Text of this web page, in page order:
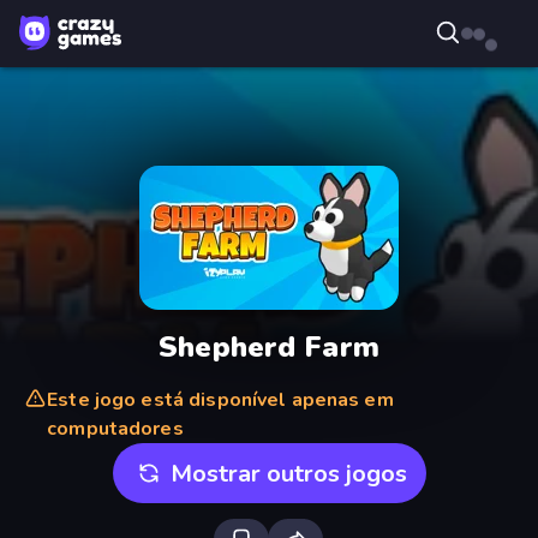
Shepherd Farm
Este jogo está disponível apenas em
computadores
Mostrar outros jogos